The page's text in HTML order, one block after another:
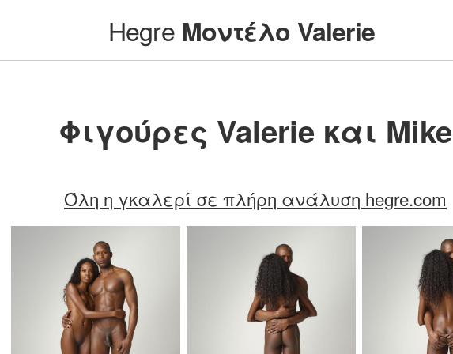
Hegre Μοντέλο Valerie
Φιγούρες Valerie και Mike
Όλη η γκαλερί σε πλήρη ανάλυση hegre.com